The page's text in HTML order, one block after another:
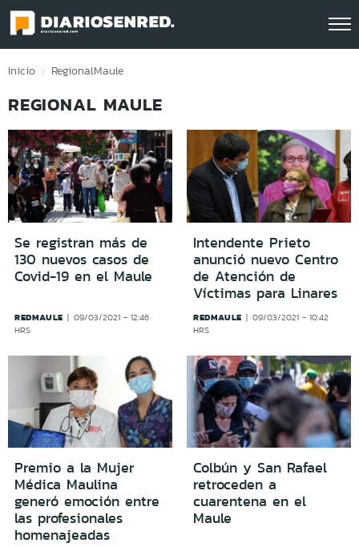
Click acá para ir directamente al contenido
Inicio RegionalMaule
REGIONAL MAULE
Se registran más de
130 nuevos casos de
Covid-19 en el Maule
REDMAULE
09/03/2021 - 12:46
HRS
Intendente Prieto
anunció nuevo Centro
de Atención de
Víctimas para Linares
REDMAULE
09/03/2021 - 10:42
HRS
Premio a la Mujer
Médica Maulina
generó emoción entre
las profesionales
homenajeadas
Colbún y San Rafael
retroceden a
cuarentena en el
Maule